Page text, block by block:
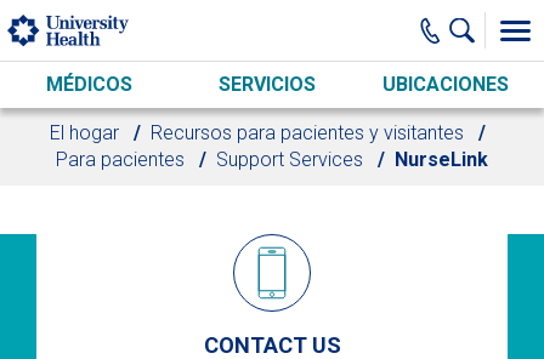
Skip to main content
MÉDICOS SERVICIOS UBICACIONES
El hogar
Recursos para pacientes y visitantes
Para pacientes
Support Services NurseLink
CONTACT US